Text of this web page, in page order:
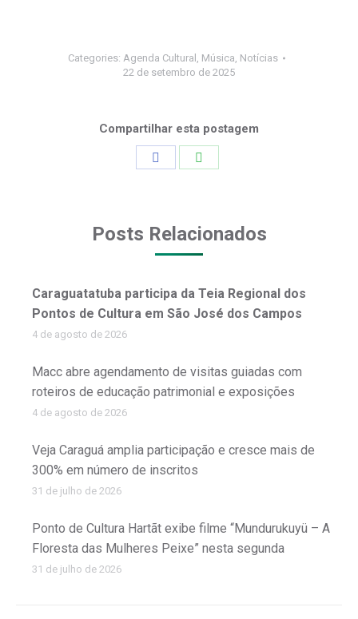
Categories: Agenda Cultural , Música, Notícias
22 de setembro de 2025
Compartilhar esta postagem
Posts Relacionados
Caraguatatuba participa da Teia Regional dos
Pontos de Cultura em São José dos Campos
4 de agosto de 2026
Macc abre agendamento de visitas guiadas com
roteiros de educação patrimonial e exposições
4 de agosto de 2026
Veja Caraguá amplia participação e cresce mais de
300% em número de inscritos
31 de julho de 2026
Ponto de Cultura Hartãt exibe filme “Mundurukuyü – A
Floresta das Mulheres Peixe” nesta segunda
31 de julho de 2026